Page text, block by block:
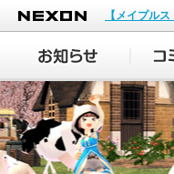
NEXON
【メイプル